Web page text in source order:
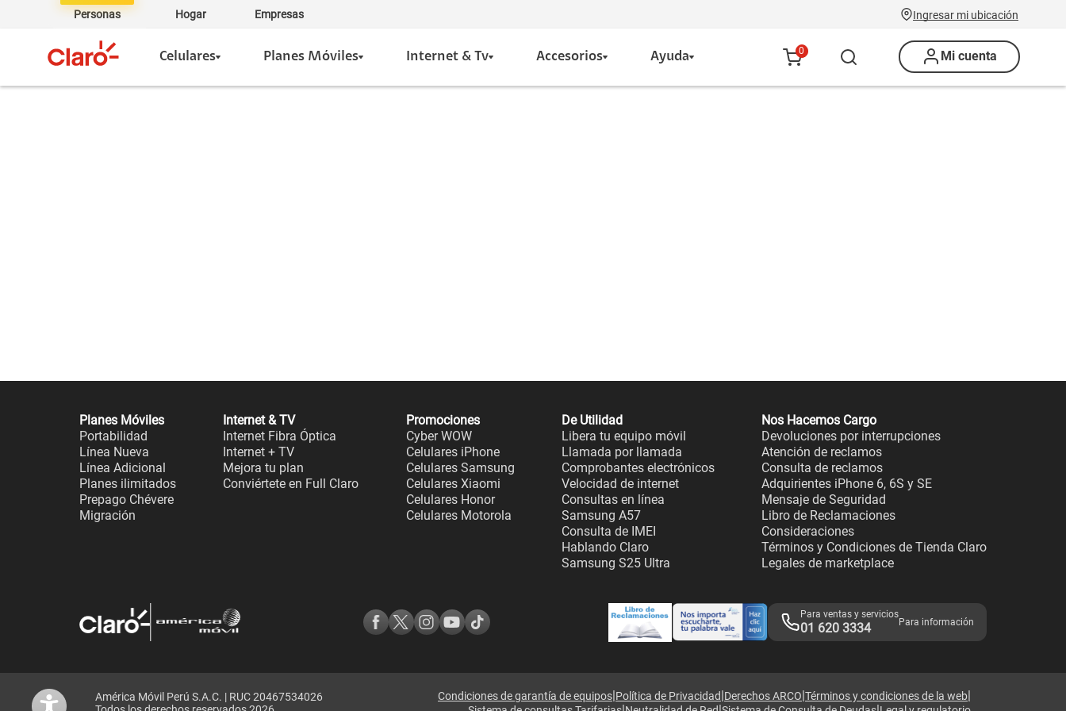
Personas Hogar Empresas Ingresar mi ubicación
Celulares Planes Móviles Internet & Tv Accesorios Ayuda 0 Mi cuenta
Planes Móviles
Portabilidad
Línea Nueva
Línea Adicional
Planes ilimitados
Prepago Chévere
Migración
Internet & TV
Internet Fibra Óptica
Internet + TV
Mejora tu plan
Conviértete en Full Claro
Promociones
Cyber WOW
Celulares iPhone
Celulares Samsung
Celulares Xiaomi
Celulares Honor
Celulares Motorola
De Utilidad
Libera tu equipo móvil
Llamada por llamada
Comprobantes electrónicos
Velocidad de internet
Consultas en línea
Samsung A57
Consulta de IMEI
Hablando Claro
Samsung S25 Ultra
Nos Hacemos Cargo
Devoluciones por interrupciones
Atención de reclamos
Consulta de reclamos
Adquirientes iPhone 6, 6S y SE
Mensaje de Seguridad
Libro de Reclamaciones
Consideraciones
Términos y Condiciones de Tienda Claro
Legales de marketplace
Para ventas y servicios
01 620 3334 Para información
América Móvil Perú S.A.C. | RUC 20467534026
Condiciones de garantía de equipos|Política de Privacidad|Derechos ARCO|Términos y condiciones de la web|